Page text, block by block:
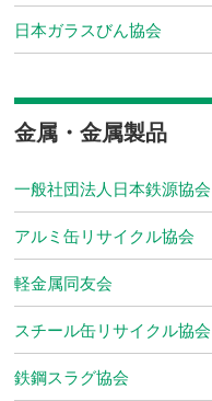
日本ガラスびん協会
金属・金属製品
一般社団法人日本鉄源協会
アルミ缶リサイクル協会
軽金属同友会
スチール缶リサイクル協会
鉄鋼スラグ協会